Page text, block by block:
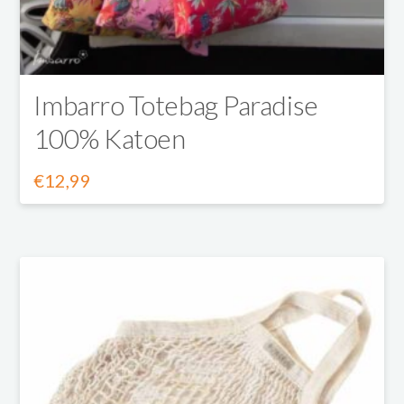
op
de
productpagina
Imbarro Totebag Paradise
100% Katoen
€12,99
Dit
meerdere
variaties.
Deze